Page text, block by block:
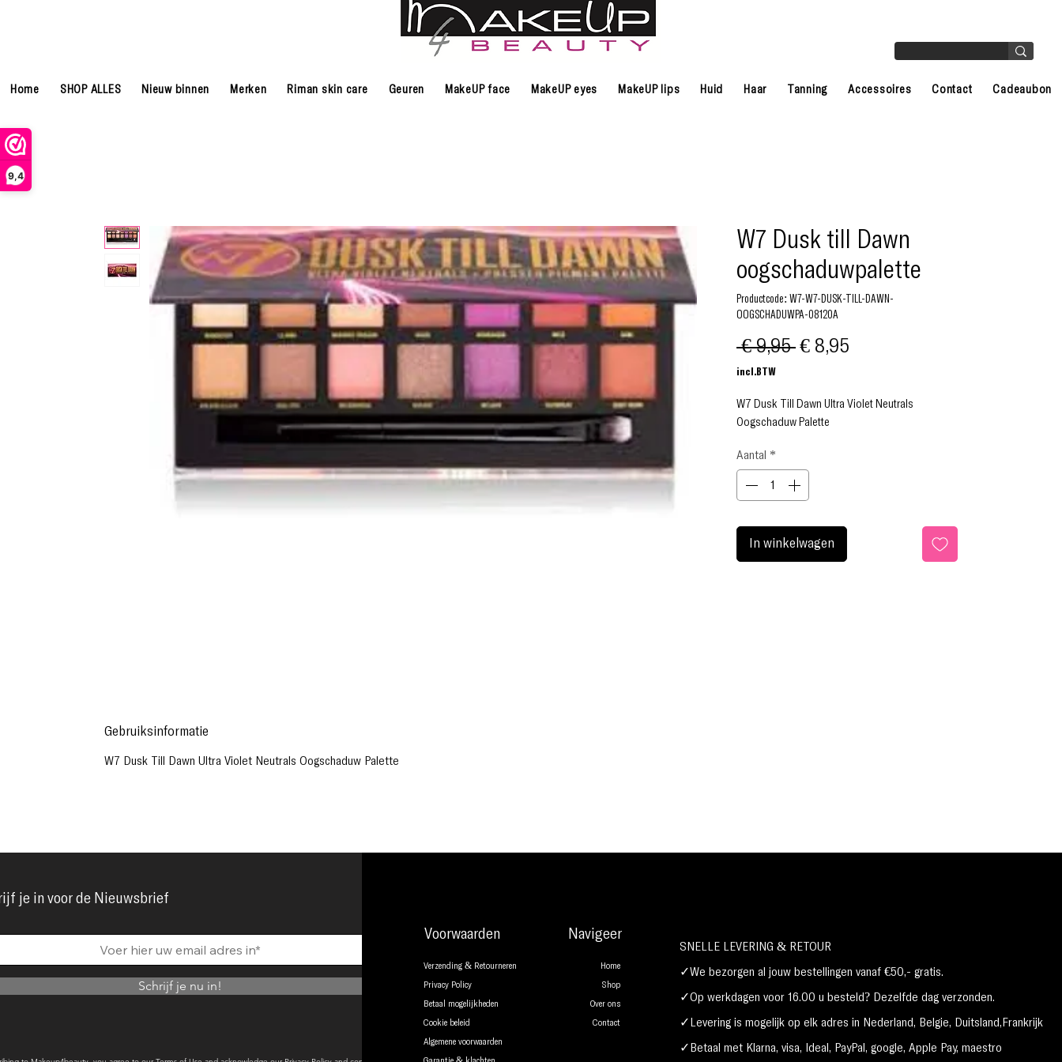
9,4
Home SHOP ALLES Nieuw binnen Merken Riman skin care Geuren MakeUP face MakeUP eyes MakeUP lips Huid Haar Tanning Accessoires Contact Cadeaubon
W7 Dusk till Dawn
oogschaduwpalette
Productcode: W7-W7-DUSK-TILL-DAWN-
OOGSCHADUWPA-08120A
€ 9,95 Normale
€ 8,95
incl.BTW
W7 Dusk Till Dawn Ultra Violet Neutrals
Oogschaduw Palette
Aantal *
In winkelwagen
Gebruiksinformatie
W7 Dusk Till Dawn Ultra Violet Neutrals Oogschaduw Palette
je in voor de Nieuwsbrief
Schrijf je nu in!
Voorwaarden
Verzending & Retourneren
Privacy Policy
Betaal mogelijkheden
Cookie beleid
Algemene voorwaarden
Navigeer
Home
Shop
Over ons
Contact
SNELLE LEVERING & RETOUR
✓We bezorgen al jouw bestellingen vanaf €50,- gratis.
✓Op werkdagen voor 16.00 u besteld? Dezelfde dag verzonden.
✓Levering is mogelijk op elk adres in Nederland, België, Duitsland,Frankrijk
✓Betaal met Klarna, visa, Ideal, PayPal, google, Apple Pay, maestro